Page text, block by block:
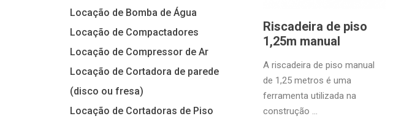
Locação de Bomba de Água
Locação de Compactadores
Locação de Compressor de Ar
Locação de Cortadora de parede
(disco ou fresa)
Locação de Cortadoras de Piso
Riscadeira de piso
1,25m manual
A riscadeira de piso manual
de 1,25 metros é uma
ferramenta utilizada na
construção ...